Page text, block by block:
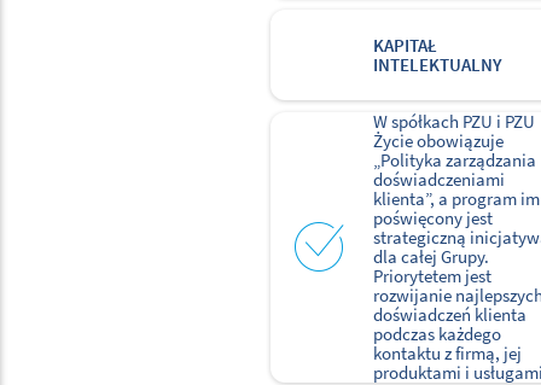
KAPITAŁ
INTELEKTUALNY
W spółkach PZU i PZU
Życie obowiązuje
„Polityka zarządzania
doświadczeniami
klienta”, a program im
poświęcony jest
strategiczną
dla całej Grupy.
Priorytetem jest
rozwijanie
doświadczeń klienta
podczas każdego
kontaktu z firmą, jej
produktami i